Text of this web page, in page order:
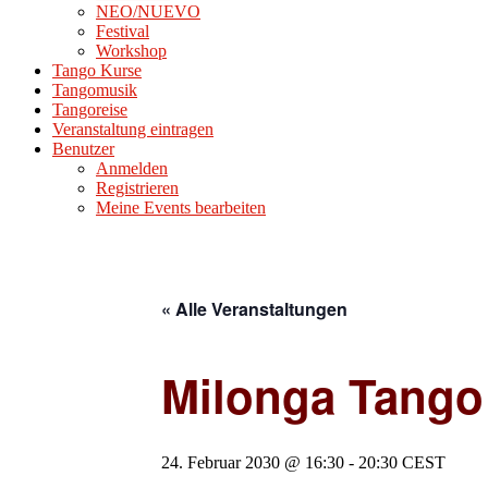
NEO/NUEVO
Festival
Workshop
Tango Kurse
Tangomusik
Tangoreise
Veranstaltung eintragen
Benutzer
Anmelden
Registrieren
Meine Events bearbeiten
« Alle Veranstaltungen
Milonga
24. Februar 2030 @ 16:30 - 20:30 CEST